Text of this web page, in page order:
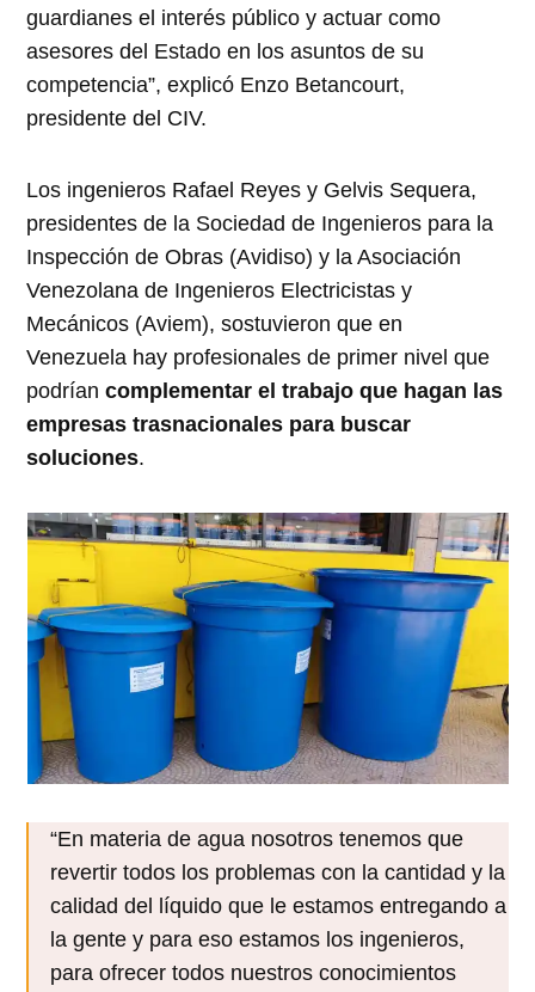
guardianes el interés público y actuar como
asesores del Estado en los asuntos de su
competencia”, explicó Enzo Betancourt,
presidente del CIV.
Los ingenieros Rafael Reyes y Gelvis Sequera,
presidentes de la Sociedad de Ingenieros para la
Inspección de Obras (Avidiso) y la Asociación
Venezolana de Ingenieros Electricistas y
Mecánicos (Aviem), sostuvieron que en
Venezuela hay profesionales de primer nivel que
podríancomplementar el trabajo que hagan las
empresas trasnacionales para buscar
soluciones.
“En materia de agua nosotros tenemos que
revertir todos los problemas con la cantidad y la
calidad del líquido que le estamos entregando a
la gente y para eso estamos los ingenieros,
para ofrecer todos nuestros conocimientos